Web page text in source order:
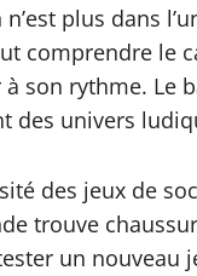
plus dans
comprendre le
son rythme.
des univers
des jeux de
trouve
un